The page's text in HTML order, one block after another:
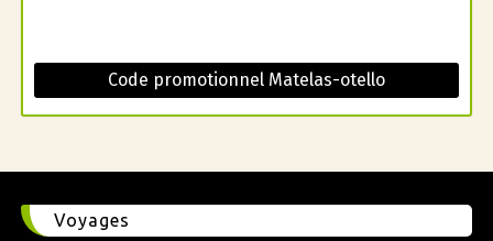
Code promotionnel Matelas-otello
Voyages